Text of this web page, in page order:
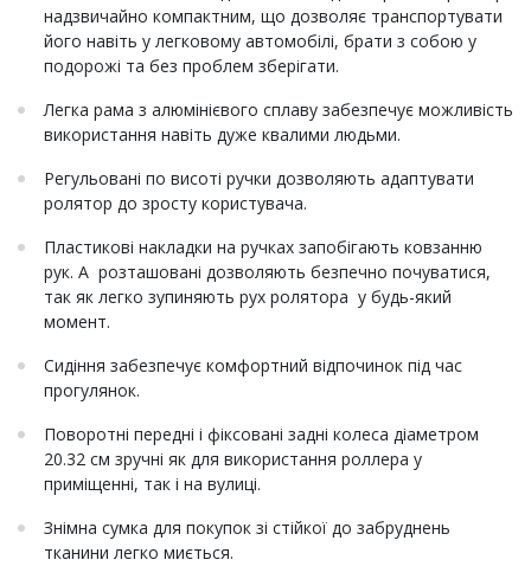
надзвичайно компактним, що дозволяє транспортувати
його навіть у легковому автомобілі, брати з собою у
подорожі та без проблем зберігати.
Легка рама з алюмінієвого сплаву забезпечує можливість
використання навіть дуже квалими людьми.
Регульовані по висоті ручки дозволяють адаптувати
ролятор до зросту користувача.
Пластикові накладки на ручках запобігають ковзанню
рук. А розташовані дозволяють безпечно почуватися,
так як легко зупиняють рух ролятора у будь-який
момент.
Сидіння забезпечує комфортний відпочинок під час
прогулянок.
Поворотні передні і фіксовані задні колеса діаметром
20.32 см зручні як для використання роллера у
приміщенні, так і на вулиці.
Знімна сумка для покупок зі стійкої до забруднень
тканини легко миється.